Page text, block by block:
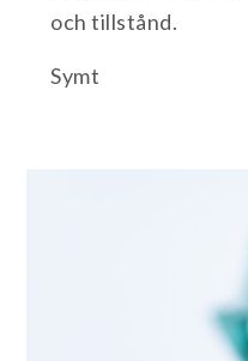
och tillstånd.
Symt